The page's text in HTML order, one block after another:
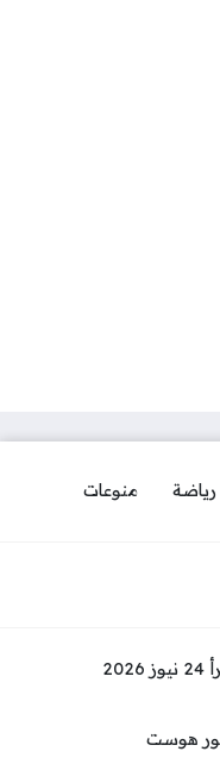
رياضة منوعات
هوست